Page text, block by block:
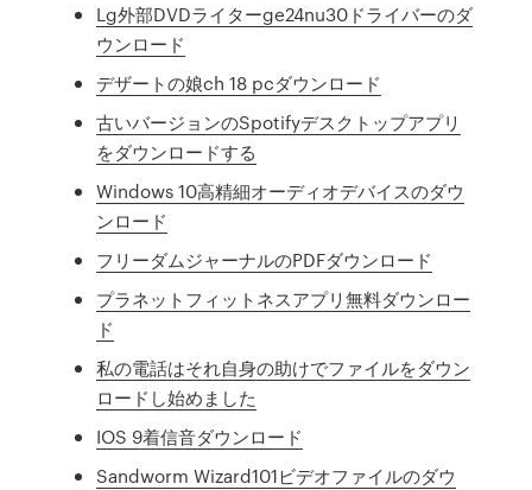
Lg外部DVDライターge24nu30ドライバーのダ
ウンロード
デザートの娘ch 18 pcダウンロード
古いバージョンのSpotifyデスクトップアプリ
をダウンロードする
Windows 10高精細オーディオデバイスのダウ
ンロード
フリーダムジャーナルのPDFダウンロード
プラネットフィットネスアプリ無料ダウンロー
ド
私の電話はそれ自身の助けでファイルをダウン
ロードし始めました
IOS 9着信音ダウンロード
Sandworm Wizard101ビデオファイルのダウ